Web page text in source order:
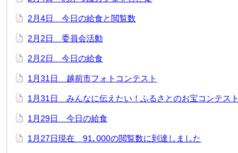
2月4日 今日の給食と閲覧数
2月2日 委員会活動
2月2日 今日の給食
1月31日 越前市フォトコンテスト
1月31日 みんなに伝えたい！ふるさとのお宝コンテスト
1月29日 今日の給食
1月27日現在 91､000の閲覧数に到達しました